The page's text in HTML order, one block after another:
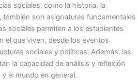
sociales, como la historia, la
también son asignaturas fundamentales
sociales permiten a los estudiantes
el que viven, desde los eventos
sociales y políticas. Además, las
la capacidad de análisis y reflexión
el mundo en general.